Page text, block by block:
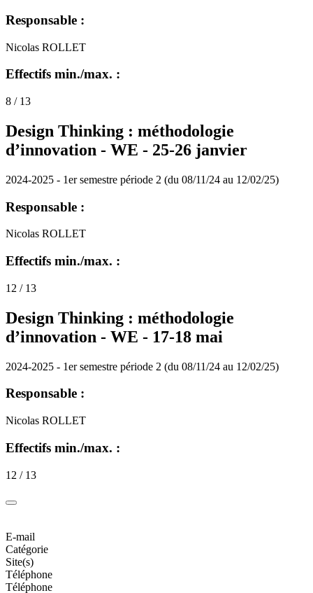
Responsable :
Nicolas ROLLET
Effectifs min./max. :
8 / 13
Design Thinking : méthodologie
d’innovation - WE - 25-26 janvier
2024-2025 - 1er semestre période 2 (du 08/11/24 au 12/02/25)
Responsable :
Nicolas ROLLET
Effectifs min./max. :
12 / 13
Design Thinking : méthodologie
d’innovation - WE - 17-18 mai
2024-2025 - 1er semestre période 2 (du 08/11/24 au 12/02/25)
Responsable :
Nicolas ROLLET
Effectifs min./max. :
12 / 13
E-mail
Catégorie
Site(s)
Téléphone
Téléphone